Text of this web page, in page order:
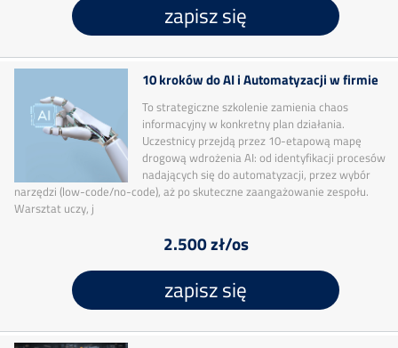
zapisz się
10 kroków do AI i Automatyzacji w firmie
To strategiczne szkolenie zamienia chaos
informacyjny w konkretny plan działania.
Uczestnicy przejdą przez 10-etapową mapę
drogową wdrożenia AI: od identyfikacji procesów
nadających się do automatyzacji, przez wybór
narzędzi (low-code/no-code), aż po skuteczne zaangażowanie zespołu.
Warsztat uczy, j
2.500 zł/os
zapisz się